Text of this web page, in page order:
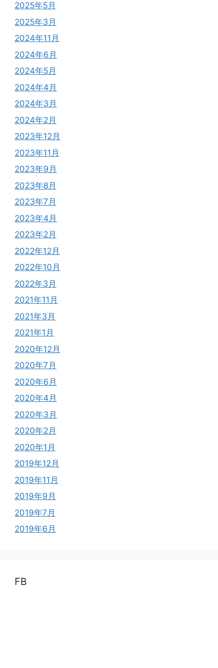
2025年5月
2025年3月
2024年11月
2024年6月
2024年5月
2024年4月
2024年3月
2024年2月
2023年12月
2023年11月
2023年9月
2023年8月
2023年7月
2023年4月
2023年2月
2022年12月
2022年10月
2022年3月
2021年11月
2021年3月
2021年1月
2020年12月
2020年7月
2020年6月
2020年4月
2020年3月
2020年2月
2020年1月
2019年12月
2019年11月
2019年9月
2019年7月
2019年6月
FB